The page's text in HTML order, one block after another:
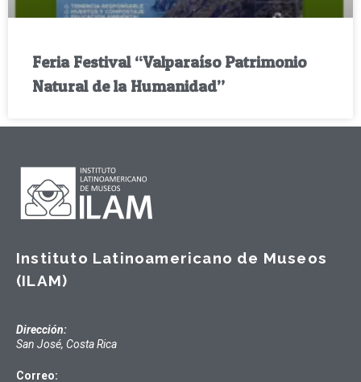
Feria Festival “Valparaíso Patrimonio
Natural de la Humanidad”
Instituto Latinoamericano de Museos
(ILAM)
Dirección:
San José, Costa Rica
Correo: